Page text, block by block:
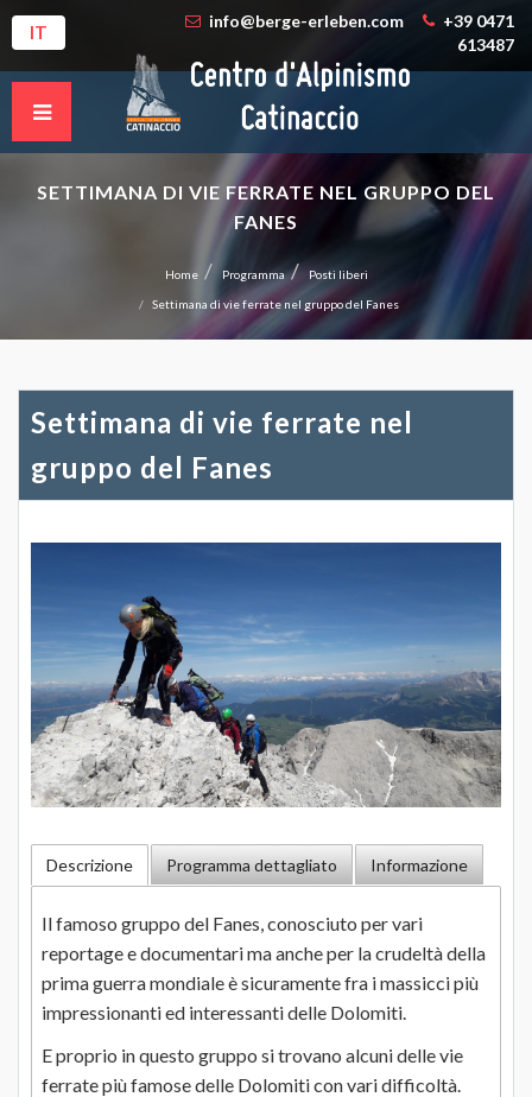
IT
info@berge-erleben.com
+39 0471
613487
SETTIMANA DI VIE FERRATE NEL GRUPPO DEL
FANES
Home Programma Posti liberi
Settimana di vie ferrate nel gruppo del Fanes
Settimana di vie ferrate nel
gruppo del Fanes
Descrizione Programma dettagliato Informazione
Il famoso gruppo del Fanes, conosciuto per vari
reportage e documentari ma anche per la crudeltà della
prima guerra mondiale è sicuramente fra i massicci più
impressionanti ed interessanti delle Dolomiti.
E proprio in questo gruppo si trovano alcuni delle vie
ferrate più famose delle Dolomiti con vari difficoltà.